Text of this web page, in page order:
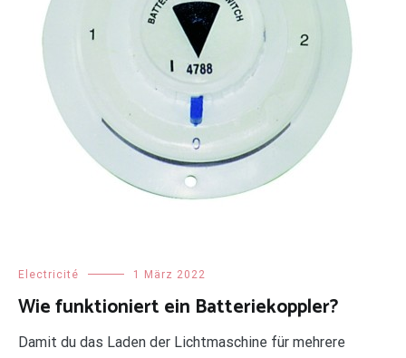
Electricité 1 März 2022
Wie funktioniert ein Batteriekoppler?
Damit du das Laden der Lichtmaschine für mehrere